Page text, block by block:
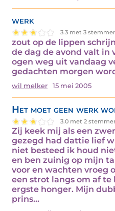
werk
3.3 met 3
zout op de lippen
de dag de avond valt
ogen weg uit vandaag
gedachten morgen
wil melker 15 mei 2005
Het moet geen werk
3.0 met 2
Zij keek mij als een
gezegd had dattie lief
niet besteed ik houd
en ben zuinig op mijn
voor en wachten vroeg
een strot langs om af
ergste honger. Mijn
prins…